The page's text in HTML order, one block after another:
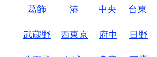
葛飾 港 中央 台東
武蔵野 西東京 府中 日野